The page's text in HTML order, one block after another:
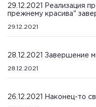
29.12.2021 Реализация
прежнему красива"
29.12.2021
28.12.2021 Завершение
28.12.2021
26.12.2021 Наконец-то